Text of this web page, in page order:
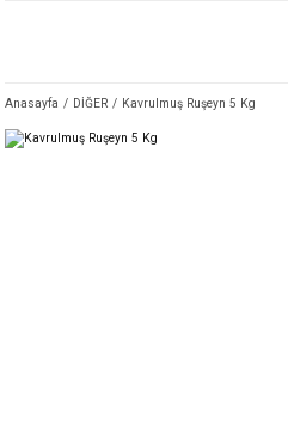
Anasayfa DİĞER Kavrulmuş Ruşeyn 5 Kg